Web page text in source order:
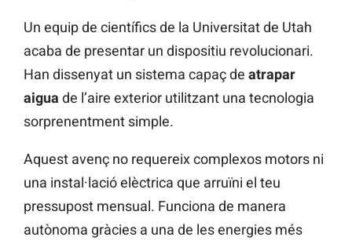
Un equip de científics de la Universitat de Utah
acaba de presentar un dispositiu revolucionari.
Han dissenyat un sistema capaç de atrapar
aigua de l’aire exterior utilitzant una tecnologia
sorprenentment simple.
Aquest avenç no requereix complexos motors ni
una instal·lació elèctrica que arruïni el teu
pressupost mensual. Funciona de manera
autònoma gràcies a una de les energies més